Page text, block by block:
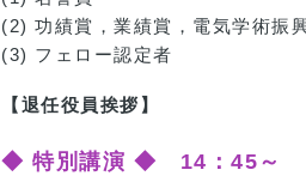
(2) 功績賞，業績賞，電気学術振
(3) フェロー認定者
【退任役員挨拶】
◆ 特別講演 ◆ 14：45～